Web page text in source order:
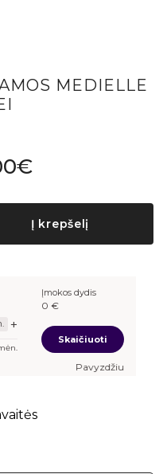
MEDIELLE
Į krepšelį
+
Įmokos dydis
0 €
Skaičiuoti
Pavyzdžiui,